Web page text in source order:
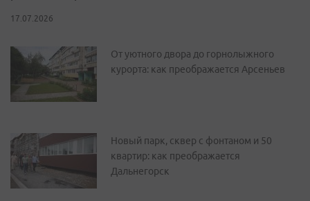
17.07.2026
От уютного двора до горнолыжного
курорта: как преображается Арсеньев
Новый парк, сквер с фонтаном и 50
квартир: как преображается
Дальнегорск